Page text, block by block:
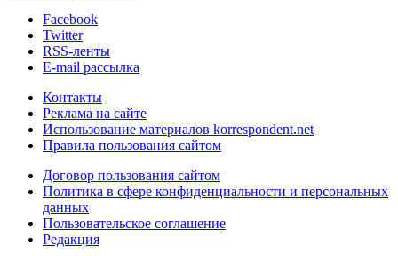
Facebook
Twitter
RSS-ленты
E-mail рассылка
Контакты
Реклама на сайте
Использование материалов korrespondent.net
Правила пользования сайтом
Договор пользования сайтом
Политика в сфере конфиденциальности и персональных
данных
Пользовательское соглашение
Редакция